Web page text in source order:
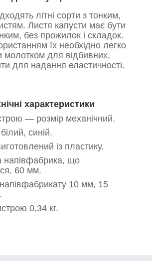
літні сорти з тонким,
Листя капусти має бути
без прожилок і складок.
їх необхідно легко
молотком для відбивних,
для надання еластичності.
характеристики
— розмір механічний.
синій.
із пластику.
напівфабрика, що
60 мм.
10 мм, 15
0,34 кг.